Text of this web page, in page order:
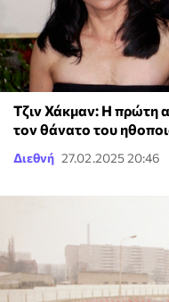
Τζιν Χάκμαν: Η πρώτη
τον θάνατο του
Διεθνή 27.02.2025 20:46